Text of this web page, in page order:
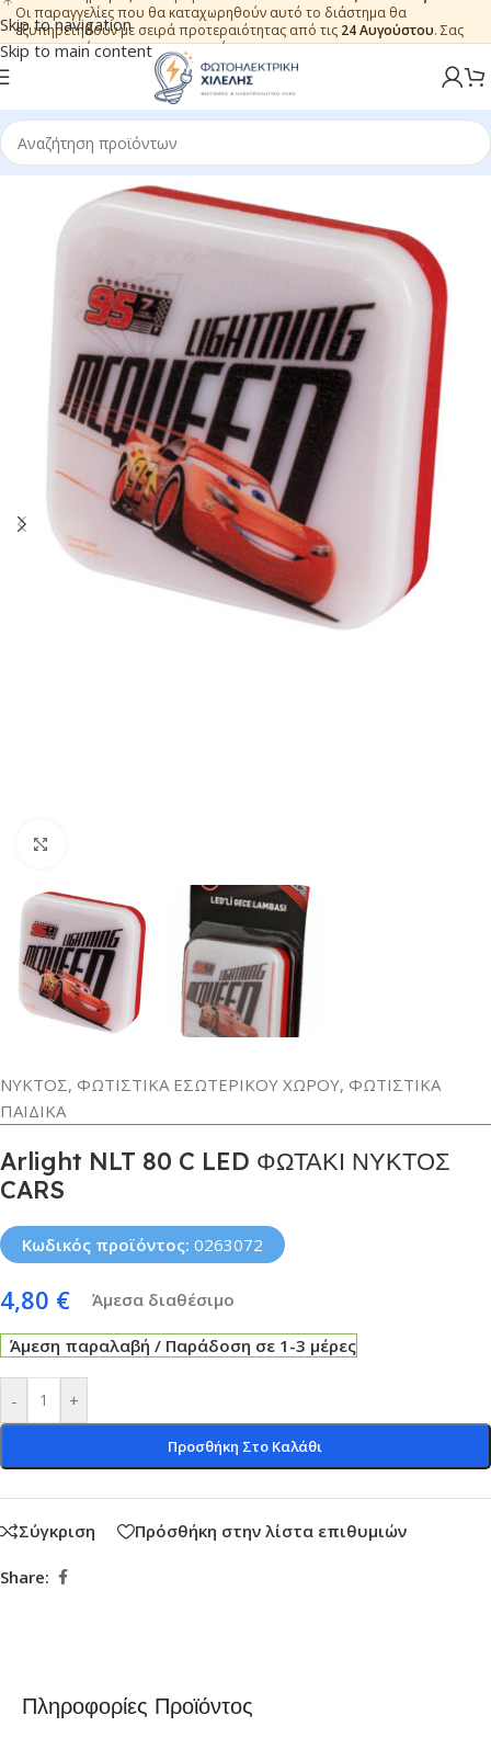
Skip to navigation
Skip to main content
Οι παραγγελίες που θα καταχωρηθούν αυτό το διάστημα θα
εξυπηρετηθούν με σειρά προτεραιότητας από τις 24 Αυγούστου. Σας
ευχαριστούμε για την εμπιστοσύνη.
ΝΥΚΤΟΣ, ΦΩΤΙΣΤΙΚΑ ΕΣΩΤΕΡΙΚΟΥ ΧΩΡΟΥ, ΦΩΤΙΣΤΙΚΑ
ΠΑΙΔΙΚΑ
Arlight NLT 80 C LED ΦΩΤΑΚΙ ΝΥΚΤΟΣ
CARS
Κωδικός προϊόντος: 0263072
4,80 € Άμεσα διαθέσιμο
Άμεση παραλαβή / Παράδοση σε 1-3 μέρες
- +
Προσθήκη Στο Καλάθι
Σύγκριση Πρόσθήκη στην λίστα επιθυμιών
Share:
Πληροφορίες Προϊόντος